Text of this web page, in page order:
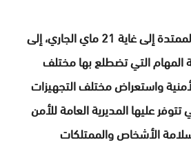
وتهدف هذه التظاهرة الممتدة إلى غاية 21 ماي الجاري، إلى
المهام التي تضطلع بها مختلف
واستعراض مختلف التجهيزات
عليها المديرية العامة للأمن
الأشخاص والممتلكات